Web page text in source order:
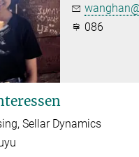
086
Sellar Dynamics